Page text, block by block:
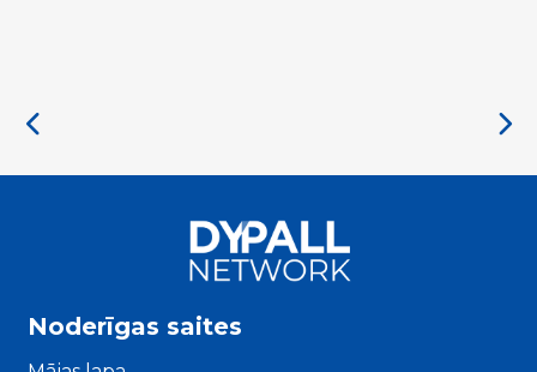
Noderīgas saites